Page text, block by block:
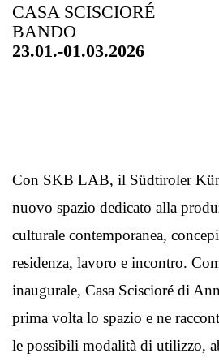
CASA SCISCIORÉ
BANDO
23.01.-01.03.2026
Con SKB LAB, il Südtiroler
nuovo spazio dedicato alla
culturale contemporanea,
residenza, lavoro e incontro.
inaugurale, Casa Sciscioré di
prima volta lo spazio e ne
le possibili modalità di utilizzo,